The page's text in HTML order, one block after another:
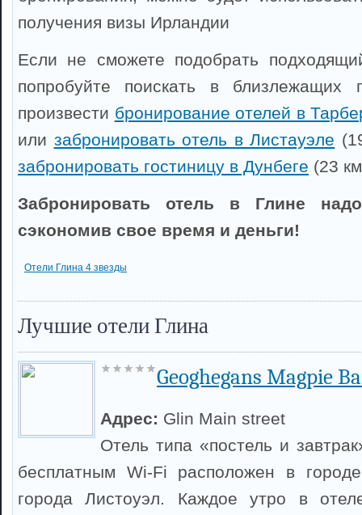
получения визы Ирландии
Если не сможете подобрать
попробуйте поискать в близлежащих
произвести бронирование отелей в
или забронировать отель в Листауэле
забронировать гостиницу в Дунбеге (23
Забронировать отель в Глине надо
сэкономив свое время и деньги!
Отели Глина 4 звезды
Лучшие отели Глина
Geoghegans Magpie
Адрес: Glin Main street
Отель типа «постель и
бесплатным Wi-Fi расположен в
города Листоуэл. Каждое утро в